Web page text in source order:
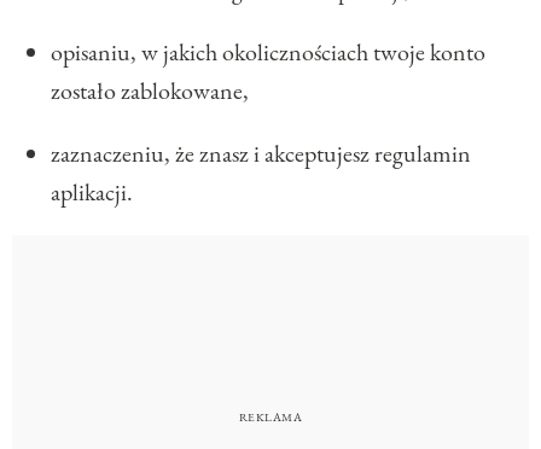
opisaniu, w jakich okolicznościach twoje konto
zostało zablokowane,
zaznaczeniu, że znasz i akceptujesz regulamin
aplikacji.